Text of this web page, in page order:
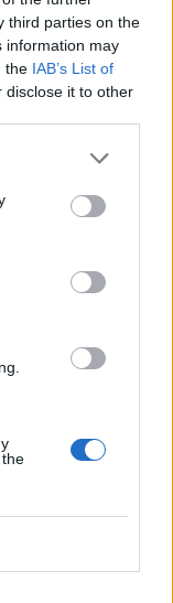
third parties on the
information may
the IAB’s List of
disclose it to other
in videoclip
Rooij barst
Marokko
en
met
afgeknipte